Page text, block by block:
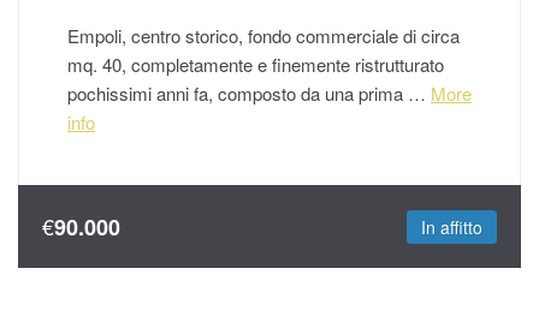
Empoli, centro storico, fondo commerciale di circa
mq. 40, completamente e finemente ristrutturato
pochissimi anni fa, composto da una prima … More
info
€90.000 In affitto